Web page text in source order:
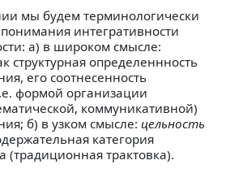
мы будем терминологически
интегративности
а) в широком смысле:
структурная определеннность
его соотнесенность
формой организации
коммуникативной)
б) в узком смысле: цельность
категория
(традиционная трактовка).